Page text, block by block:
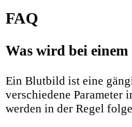
FAQ
Was wird bei
Ein Blutbild ist eine
verschiedene Parameter
werden in der Regel